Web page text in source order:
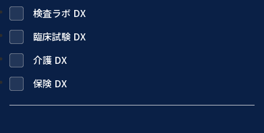
検査ラボ DX
臨床試験 DX
介護 DX
保険 DX